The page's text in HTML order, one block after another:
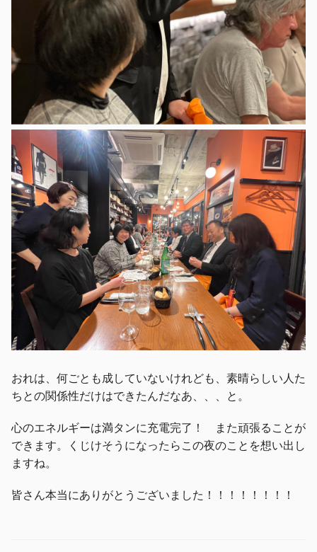
おれは、何ごとも成していないけれども、素晴らしい人た
ちとの関係性だけはできたんだなあ、、、と。
心のエネルギーは満タンに充電完了！ また頑張ることが
できます。くじけそうになったらこの夜のことを想い出し
ますね。
皆さん本当にありがとうございました！！！！！！！！